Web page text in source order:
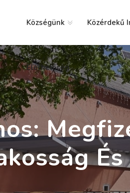
Községünk Közérdekű
Elérhetőség